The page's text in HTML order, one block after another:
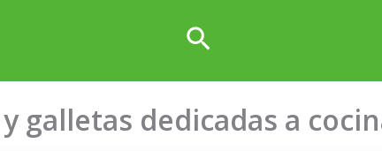
Buscar
galletas dedicadas a